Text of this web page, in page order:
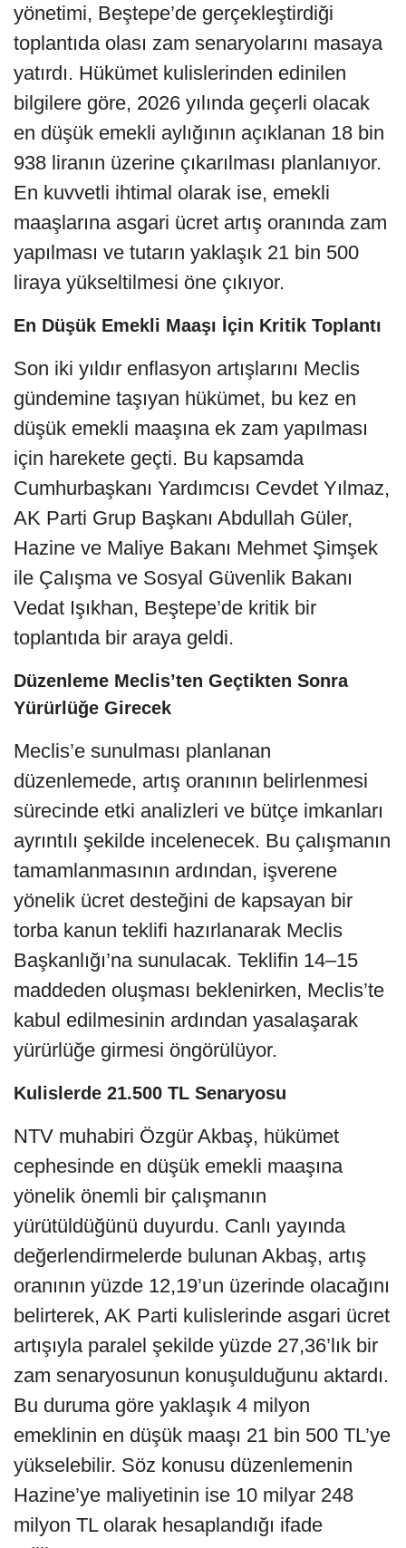
yönetimi, Beştepe’de gerçekleştirdiği
toplantıda olası zam senaryolarını masaya
yatırdı. Hükümet kulislerinden edinilen
bilgilere göre, 2026 yılında geçerli olacak
en düşük emekli aylığının açıklanan 18 bin
938 liranın üzerine çıkarılması planlanıyor.
En kuvvetli ihtimal olarak ise, emekli
maaşlarına asgari ücret artış oranında zam
yapılması ve tutarın yaklaşık 21 bin 500
liraya yükseltilmesi öne çıkıyor.
En Düşük Emekli Maaşı İçin Kritik Toplantı
Son iki yıldır enflasyon artışlarını Meclis
gündemine taşıyan hükümet, bu kez en
düşük emekli maaşına ek zam yapılması
için harekete geçti. Bu kapsamda
Cumhurbaşkanı Yardımcısı Cevdet Yılmaz,
AK Parti Grup Başkanı Abdullah Güler,
Hazine ve Maliye Bakanı Mehmet Şimşek
ile Çalışma ve Sosyal Güvenlik Bakanı
Vedat Işıkhan, Beştepe’de kritik bir
toplantıda bir araya geldi.
Düzenleme Meclis’ten Geçtikten Sonra
Yürürlüğe Girecek
Meclis’e sunulması planlanan
düzenlemede, artış oranının belirlenmesi
sürecinde etki analizleri ve bütçe imkanları
ayrıntılı şekilde incelenecek. Bu çalışmanın
tamamlanmasının ardından, işverene
yönelik ücret desteğini de kapsayan bir
torba kanun teklifi hazırlanarak Meclis
Başkanlığı’na sunulacak. Teklifin 14–15
maddeden oluşması beklenirken, Meclis’te
kabul edilmesinin ardından yasalaşarak
yürürlüğe girmesi öngörülüyor.
Kulislerde 21.500 TL Senaryosu
NTV muhabiri Özgür Akbaş, hükümet
cephesinde en düşük emekli maaşına
yönelik önemli bir çalışmanın
yürütüldüğünü duyurdu. Canlı yayında
değerlendirmelerde bulunan Akbaş, artış
oranının yüzde 12,19’un üzerinde olacağını
belirterek, AK Parti kulislerinde asgari ücret
artışıyla paralel şekilde yüzde 27,36’lık bir
zam senaryosunun konuşulduğunu aktardı.
Bu duruma göre yaklaşık 4 milyon
emeklinin en düşük maaşı 21 bin 500 TL’ye
yükselebilir. Söz konusu düzenlemenin
Hazine’ye maliyetinin ise 10 milyar 248
milyon TL olarak hesaplandığı ifade